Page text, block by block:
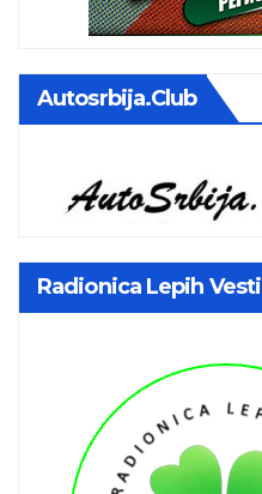
Autosrbija.club
Radionica Lepih Vesti